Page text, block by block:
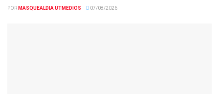
POR MASQUEALDIA UTMEDIOS 07/08/2026